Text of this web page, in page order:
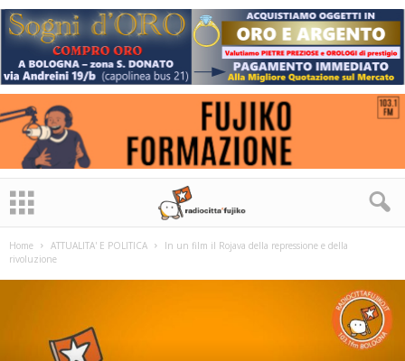
Home ATTUALITA' E POLITICA
In un film il Rojava della repressione e della
rivoluzione